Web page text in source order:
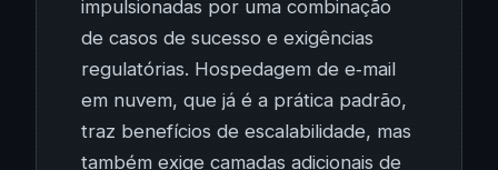
impulsionadas por uma combinação
de casos de sucesso e exigências
regulatórias. Hospedagem de e‑mail
em nuvem, que já é a prática padrão,
traz benefícios de escalabilidade, mas
também exige camadas adicionais de